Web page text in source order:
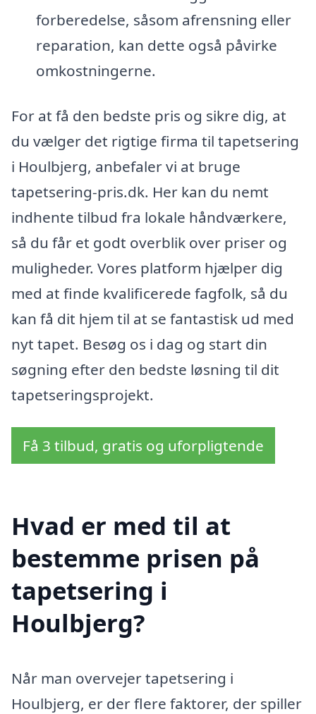
forberedelse, såsom afrensning eller
reparation, kan dette også påvirke
omkostningerne.
For at få den bedste pris og sikre dig, at
du vælger det rigtige firma til tapetsering
i Houlbjerg, anbefaler vi at bruge
tapetsering-pris.dk. Her kan du nemt
indhente tilbud fra lokale håndværkere,
så du får et godt overblik over priser og
muligheder. Vores platform hjælper dig
med at finde kvalificerede fagfolk, så du
kan få dit hjem til at se fantastisk ud med
nyt tapet. Besøg os i dag og start din
søgning efter den bedste løsning til dit
tapetseringsprojekt.
Få 3 tilbud, gratis og uforpligtende
Hvad er med til at
bestemme prisen på
tapetsering i
Houlbjerg?
Når man overvejer tapetsering i
Houlbjerg, er der flere faktorer, der spiller